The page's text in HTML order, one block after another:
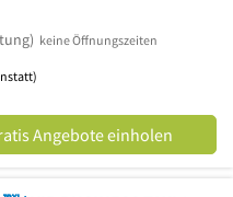
keine Öffnungszeiten
Angebote einholen